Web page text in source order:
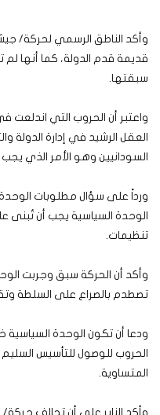
وأكد الناطق الرسمي لحركة/ جيش
سبقتها.
واعتبر أن الحروب التي اندلعت
العقل الرشيد في إدارة الدولة
السودانيين وهو الأمر الذي
ورداً على سؤال مطلوبات الوحدة
الوحدة السياسية يجب أن
تنظيمات.
وأكد أن الحركة سبق وجربت
تصطدم بالصراع على السلطة
ودعا أن تكون الوحدة السياسية
الحروب للوصول للتأسيس
المتساوية.
وأكد الناير على أن تحالف